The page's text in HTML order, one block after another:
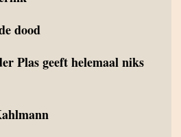
dood
Plas geeft helemaal niks